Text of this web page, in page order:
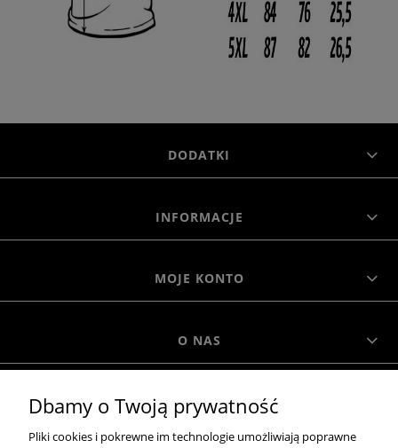
DODATKI
INFORMACJE
MOJE KONTO
O NAS
MOROWO
Dbamy o Twoją prywatność
Pliki cookies i pokrewne im technologie umożliwiają poprawne